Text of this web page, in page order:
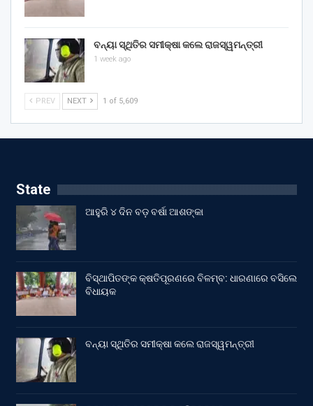
ବନ୍ୟା ସ୍ଥିତିର ସମୀକ୍ଷା କଲେ ରାଜସ୍ୱମନ୍ତ୍ରୀ
1 week ago
PREV NEXT 1 of 5,609
State
ଆହୁରି ୪ ଦିନ ବଡ଼ ବର୍ଷା ଆଶଙ୍କା
ବିସ୍ଥାପିତଙ୍କ କ୍ଷତିପୂରଣରେ ବିଳମ୍ବ: ଧାରଣାରେ ବସିଲେ
ବିଧାୟକ
ବନ୍ୟା ସ୍ଥିତିର ସମୀକ୍ଷା କଲେ ରାଜସ୍ୱମନ୍ତ୍ରୀ